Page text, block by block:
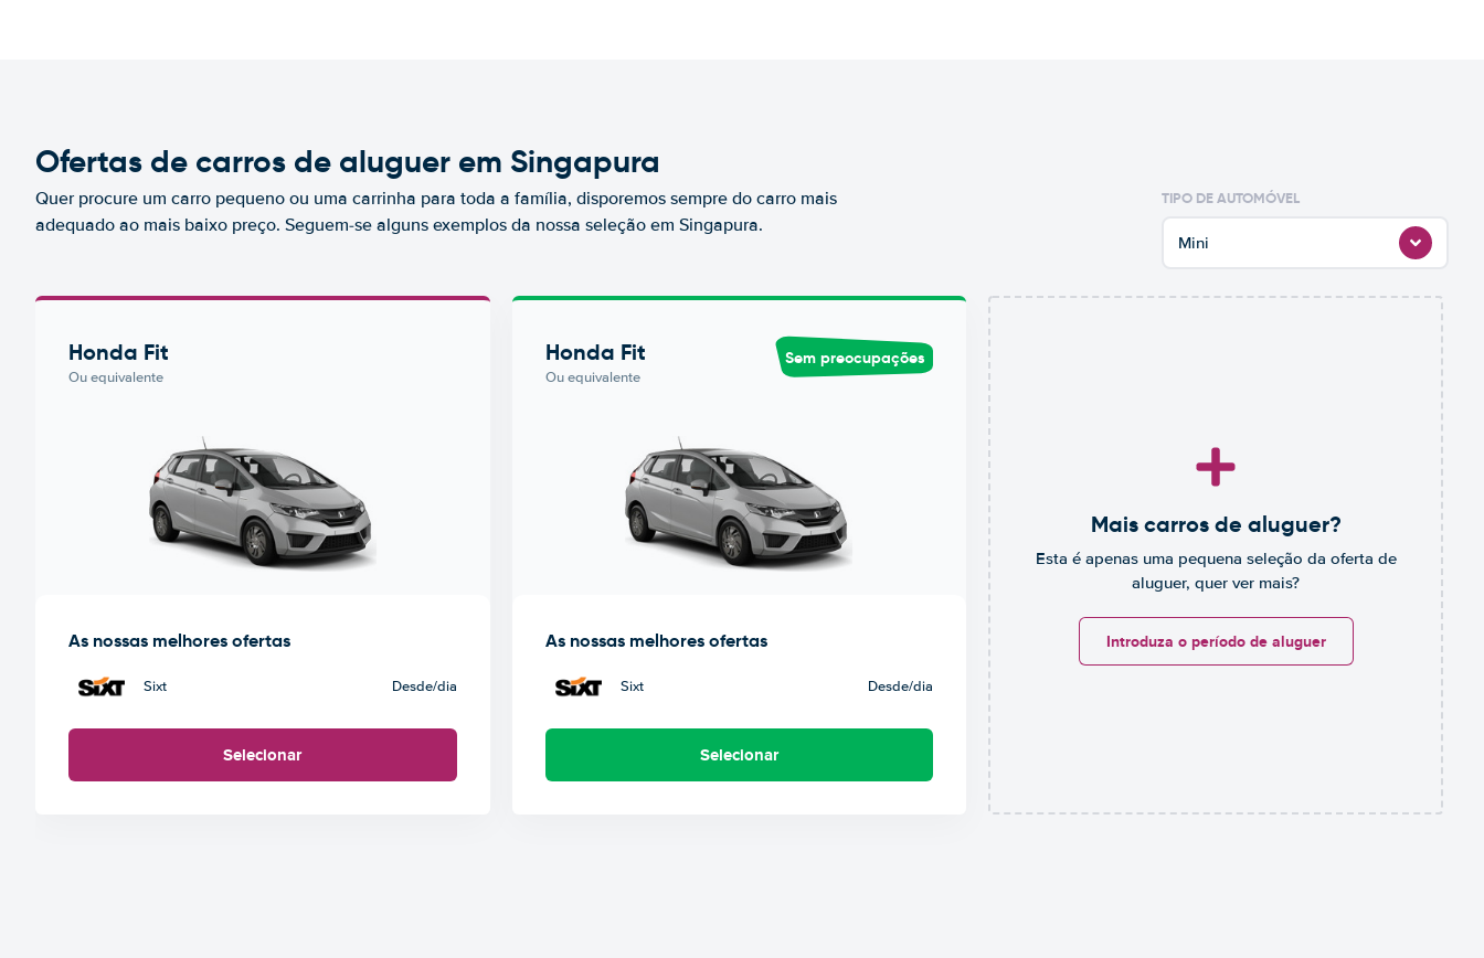
Ofertas de carros de aluguer em Singapura
Quer procure um carro pequeno ou uma carrinha para toda a família, disporemos sempre do carro mais
adequado ao mais baixo preço. Seguem-se alguns exemplos da nossa seleção em Singapura.
TIPO DE AUTOMÓVEL
Mini
Honda Fit
Ou equivalente
As nossas melhores ofertas
Sixt Desde/dia
Selecionar
Honda Fit
Ou equivalente
Sem preocupações
As nossas melhores ofertas
Sixt Desde/dia
Selecionar
Mais carros de aluguer?
Esta é apenas uma pequena seleção da oferta de
aluguer, quer ver mais?
Introduza o período de aluguer